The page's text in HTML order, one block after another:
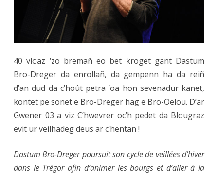
40 vloaz ‘zo bremañ eo bet kroget gant Dastum
Bro-Dreger da enrollañ, da gempenn ha da reiñ
d’an dud da c’hoût petra ‘oa hon sevenadur kanet,
kontet pe sonet e Bro-Dreger hag e Bro-Oelou. D’ar
Gwener 03 a viz C’hwevrer oc’h pedet da Blougraz
evit ur veilhadeg deus ar c’hentan !
Dastum Bro-Dreger poursuit son cycle de veillées d’hiver
dans le Trégor afin d’animer les bourgs et d’aller à la